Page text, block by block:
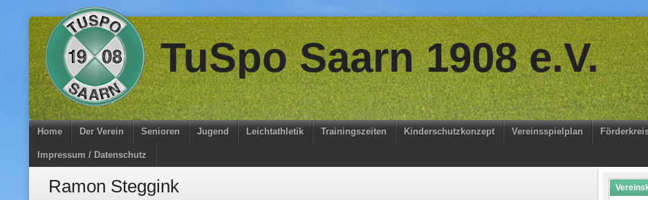
Skip
to
content
TuSpo Saarn 1908 e.V.
Home Der Verein Senioren Jugend Leichtathletik Trainingszeiten Kinderschutzkonzept Vereinsspielplan
Impressum / Datenschutz
Ramon Steggink